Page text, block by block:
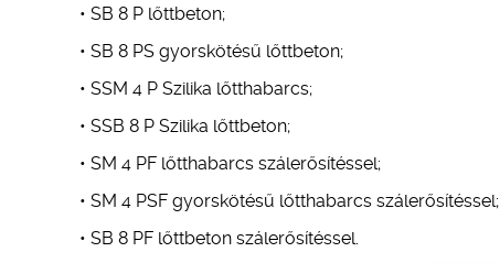
• SB 8 P lőttbeton;
• SB 8 PS gyorskötésű lőttbeton;
• SSM 4 P Szilika lőtthabarcs;
• SSB 8 P Szilika lőttbeton;
• SM 4 PF lőtthabarcs szálerősítéssel;
• SM 4 PSF gyorskötésű lőtthabarcs szálerősítéssel;
• SB 8 PF lőttbeton szálerősítéssel.